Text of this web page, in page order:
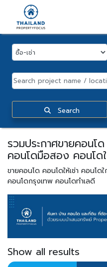
Search
รวมประกาศขายคอนโ
คอนโดมือสอง คอนโด
ขายคอนโด คอนโดให้เช่า คอนโ
คอนโดกรุงเทพ คอนโดทำเลดี
Show all results